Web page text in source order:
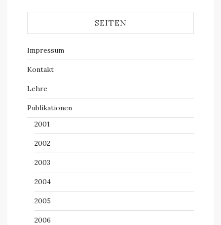
SEITEN
Impressum
Kontakt
Lehre
Publikationen
2001
2002
2003
2004
2005
2006